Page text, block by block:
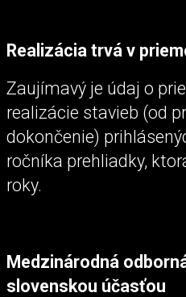
Realizácia trvá v
Zaujímavý je údaj o
realizácie stavieb (od
dokončenie)
ročníka prehliadky,
roky.
Medzinárodná
slovenskou účasťou